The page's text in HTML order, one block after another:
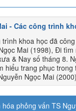
- Các công trình
khoa học đã
Mai (1998), Đi tìm
& Nay số tháng 8.
hiểu trang phục
Ngọc Mai
phỏng vấn TS